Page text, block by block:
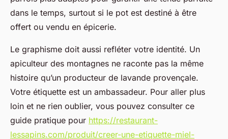
dans le temps, surtout si le pot est destiné à être
offert ou vendu en épicerie.
Le graphisme doit aussi refléter votre identité. Un
apiculteur des montagnes ne raconte pas la même
histoire qu’un producteur de lavande provençale.
Votre étiquette est un ambassadeur. Pour aller plus
loin et ne rien oublier, vous pouvez consulter ce
guide pratique pour https://restaurant-
lessapins.com/produit/creer-une-etiquette-miel-